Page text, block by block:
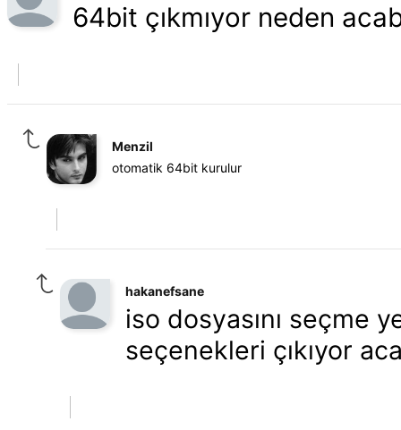
64bit çıkmıyor neden
Menzil
otomatik 64bit kurulur
hakanefsane
iso dosyasını seçme
seçenekleri çıkıyor